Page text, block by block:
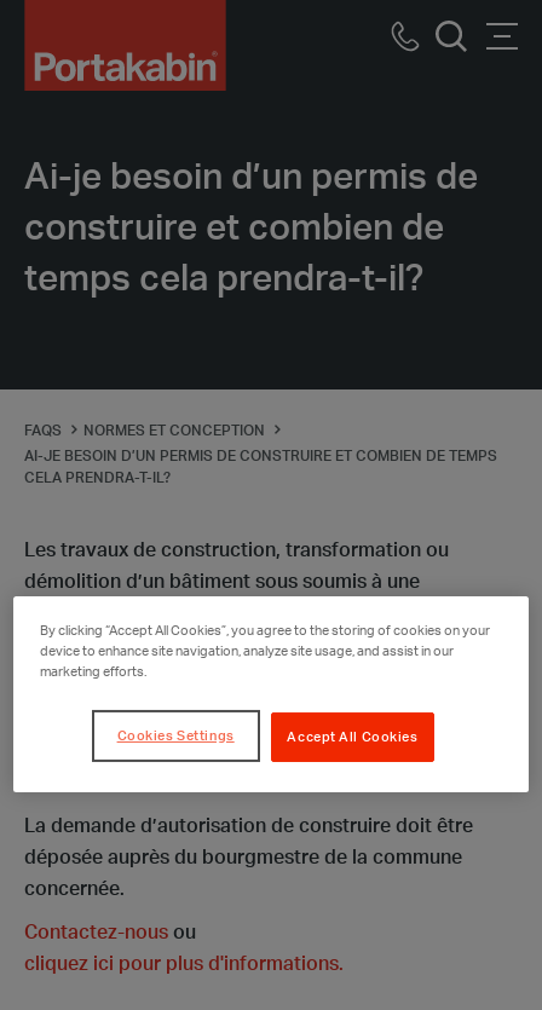
Call
Ai-je besoin d’un permis de
construire et combien de
temps cela prendra-t-il?
FAQS
NORMES ET CONCEPTION
AI-JE BESOIN D’UN PERMIS DE CONSTRUIRE ET COMBIEN DE TEMPS
CELA PRENDRA-T-IL?
Les travaux de construction, transformation ou
démolition d’un bâtiment sous soumis à une
de bâtir ou permis de construire).
dans leur règlement sur les bâtisses, des travaux de
La demande d’autorisation de construire doit être
déposée auprès du bourgmestre de la commune
concernée.
Contactez-nous ou
cliquez ici pour plus d'informations.
By clicking “Accept All Cookies”, you agree to the storing of cookies on your
device to enhance site navigation, analyze site usage, and assist in our
marketing efforts.
Accept All Cookies
Cookies Settings